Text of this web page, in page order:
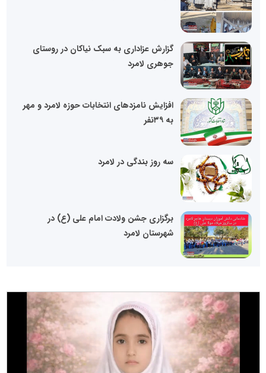
گزارش عزاداری به سبک نیاکان در روستای
جوهری لامرد
افزایش نامزدهای انتخابات حوزه لامرد و مهر
به ۳۹نفر
سه روز بندگی در لامرد
برگزاری جشن ولادت امام علی (ع) در
شهرستان لامرد